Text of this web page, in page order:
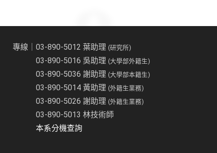
專線｜03-890-5012 葉助理(研究所)
03-890-5016 吳助理(大學部外籍生)
03-890-5036 謝助理(大學部本籍生)
03-890-5014 黃助理(外籍生業務)
03-890-5026 謝助理(外籍生業務)
03-890-5013 林技術師
本系分機查詢